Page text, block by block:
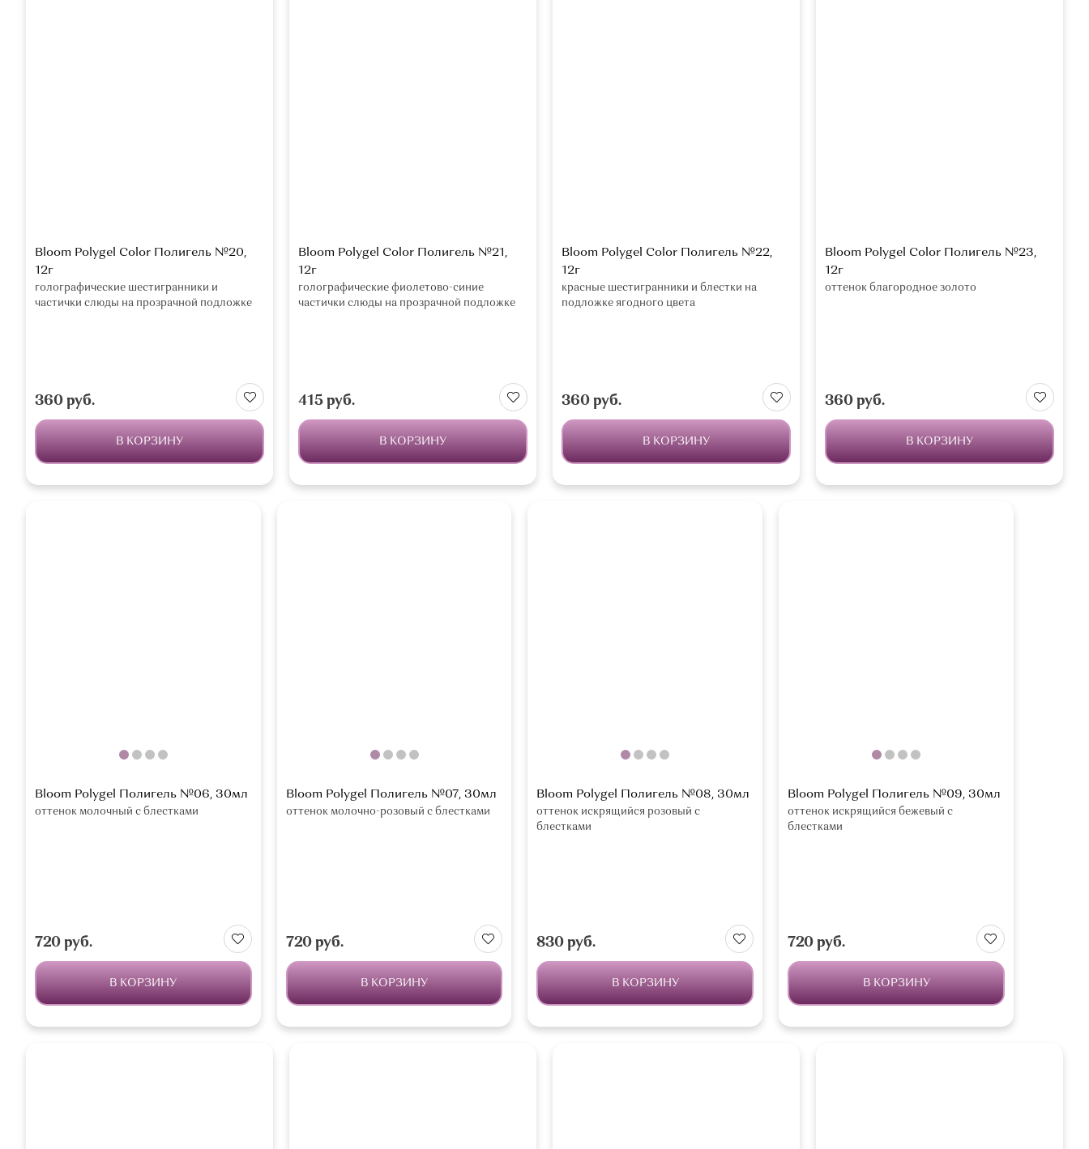
Bloom Polygel Color Полигель №20,
12г
голографические шестигранники и
частички слюды на прозрачной подложке
360 руб.
В КОРЗИНУ
Bloom Polygel Color Полигель №21,
12г
голографические фиолетово-синие
частички слюды на прозрачной подложке
415 руб.
В КОРЗИНУ
Bloom Polygel Color Полигель №22,
12г
красные шестигранники и блестки на
подложке ягодного цвета
360 руб.
В КОРЗИНУ
Bloom Polygel Color Полигель №23,
12г
оттенок благородное золото
360 руб.
В КОРЗИНУ
Bloom Polygel Полигель №06, 30мл
оттенок молочный с блестками
720 руб.
В КОРЗИНУ
Bloom Polygel Полигель №07, 30мл
оттенок молочно-розовый с блестками
720 руб.
В КОРЗИНУ
Bloom Polygel Полигель №08, 30мл
оттенок искрящийся розовый с
блестками
830 руб.
В КОРЗИНУ
Bloom Polygel Полигель №09, 30мл
оттенок искрящийся бежевый с
блестками
720 руб.
В КОРЗИНУ